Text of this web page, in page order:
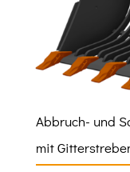
Abbruch- und
mit